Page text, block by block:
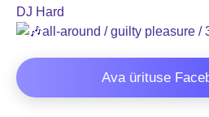
DJ Hard
all-around / guilty pleasure /
Ava ürituse